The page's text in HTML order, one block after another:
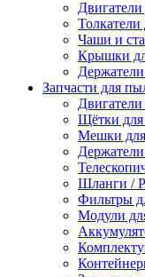
Толкатели
Чаши и
Крышки
Запчасти для
Щётки для
Мешки
Шланги /
Фильтры
Модули